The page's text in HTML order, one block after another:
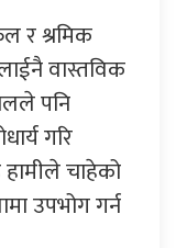
र श्रमिक
वास्तविक
पनि
गरि
चाहेको
उपभोग गर्न